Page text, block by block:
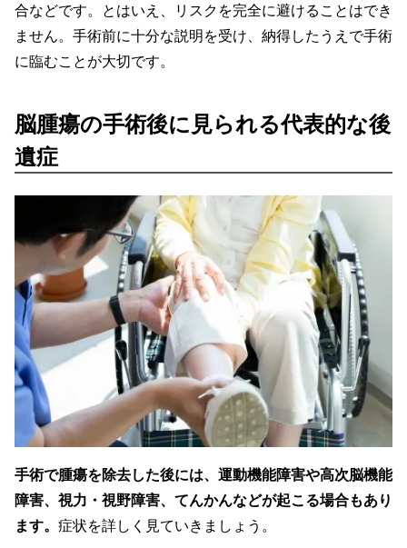
合などです。とはいえ、リスクを完全に避けることはでき
ません。手術前に十分な説明を受け、納得したうえで手術
に臨むことが大切です。
脳腫瘍の手術後に見られる代表的な後
遺症
手術で腫瘍を除去した後には、運動機能障害や高次脳機能
障害、視力・視野障害、てんかんなどが起こる場合もあり
ます。 症状を詳しく見ていきましょう。